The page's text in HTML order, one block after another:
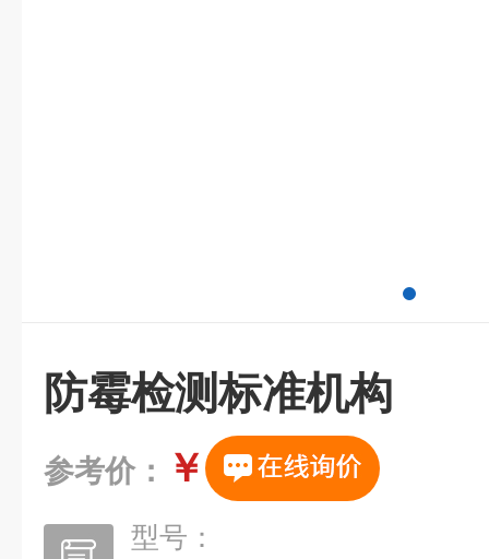
防霉检测标准机构
参考价： ￥
型号：